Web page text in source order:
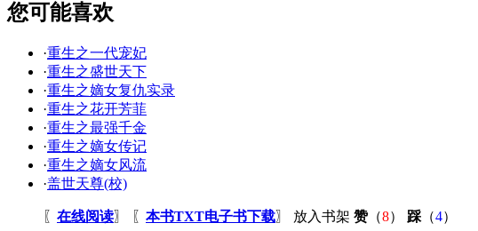
您可能喜欢
·重生之一代宠妃
·重生之盛世天下
·重生之嫡女复仇实录
·重生之花开芳菲
·重生之最强千金
·重生之嫡女传记
·重生之嫡女风流
·盖世天尊(校)
〖 在线阅读〗 〖 本书TXT电子书下载〗 放入书架 赞（8） 踩 （4）